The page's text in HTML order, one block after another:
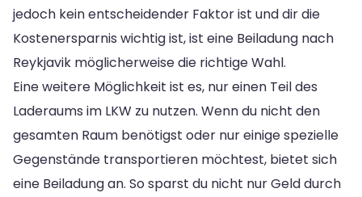
jedoch kein entscheidender Faktor ist und dir die
Kostenersparnis wichtig ist, ist eine Beiladung nach
Reykjavik möglicherweise die richtige Wahl.
Eine weitere Möglichkeit ist es, nur einen Teil des
Laderaums im LKW zu nutzen. Wenn du nicht den
gesamten Raum benötigst oder nur einige spezielle
Gegenstände transportieren möchtest, bietet sich
eine Beiladung an. So sparst du nicht nur Geld durch